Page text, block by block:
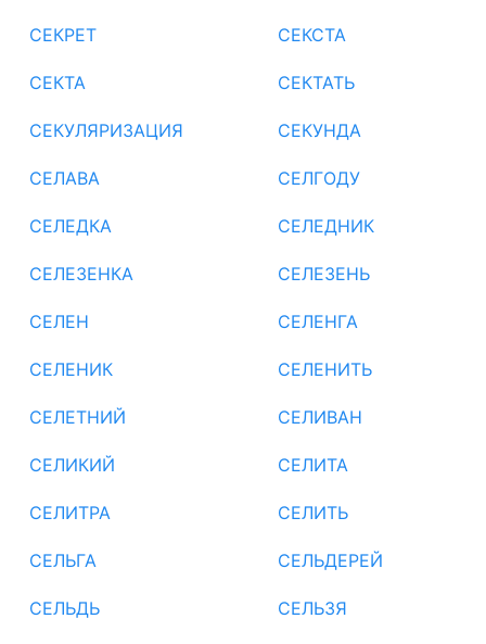
СЕКРЕТ СЕКСТА
СЕКТА СЕКТАТЬ
СЕКУЛЯРИЗАЦИЯ СЕКУНДА
СЕЛАВА СЕЛГОДУ
СЕЛЕДКА СЕЛЕДНИК
СЕЛЕЗЕНКА СЕЛЕЗЕНЬ
СЕЛЕН СЕЛЕНГА
СЕЛЕНИК СЕЛЕНИТЬ
СЕЛЕТНИЙ СЕЛИВАН
СЕЛИКИЙ СЕЛИТА
СЕЛИТРА СЕЛИТЬ
СЕЛЬГА СЕЛЬДЕРЕЙ
СЕЛЬДЬ СЕЛЬЗЯ